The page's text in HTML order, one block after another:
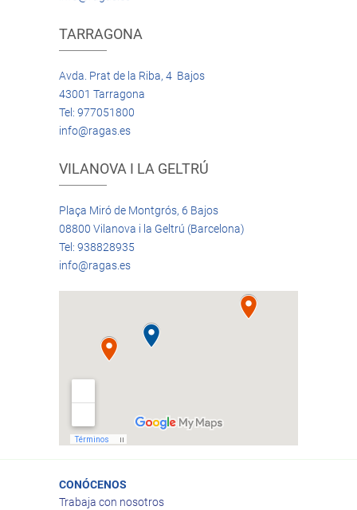
TARRAGONA
Avda. Prat de la Riba, 4 Bajos
43001 Tarragona
Tel: 977051800
info@ragas.es
VILANOVA I LA GELTRÚ
Plaça Miró de Montgrós, 6 Bajos
08800 Vilanova i la Geltrú (Barcelona)
Tel: 938828935
info@ragas.es
CONÓCENOS
Trabaja con nosotros